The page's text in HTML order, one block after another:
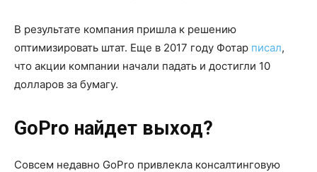
В результате компания пришла к решению
оптимизировать штат. Еще в 2017 году Фотар писал,
что акции компании начали падать и достигли 10
долларов за бумагу.
GoPro найдет выход?
Совсем недавно GoPro привлекла консалтинговую